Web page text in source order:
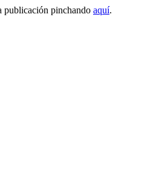
publicación pinchando aquí.